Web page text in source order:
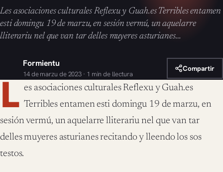
Les asociaciones culturales Reflexu y Guah.es Terribles entamen
esti domingu 19 de marzu, en sesión vermú, un aquelarre
lliterariu nel que van tar delles muyeres asturianes…
Formientu
14 de marzu de 2023 · 1 min de llectura
Compartir
L es asociaciones culturales Reflexu y Guah.es
Terribles entamen esti domingu 19 de marzu, en
sesión vermú, un aquelarre lliterariu nel que van tar
delles muyeres asturianes recitando y lleendo los sos
testos.